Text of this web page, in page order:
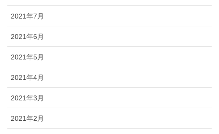
2021年7月
2021年6月
2021年5月
2021年4月
2021年3月
2021年2月